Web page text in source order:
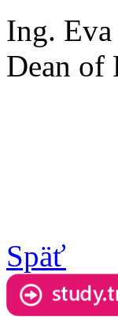
Ing.
Dean of
Späť